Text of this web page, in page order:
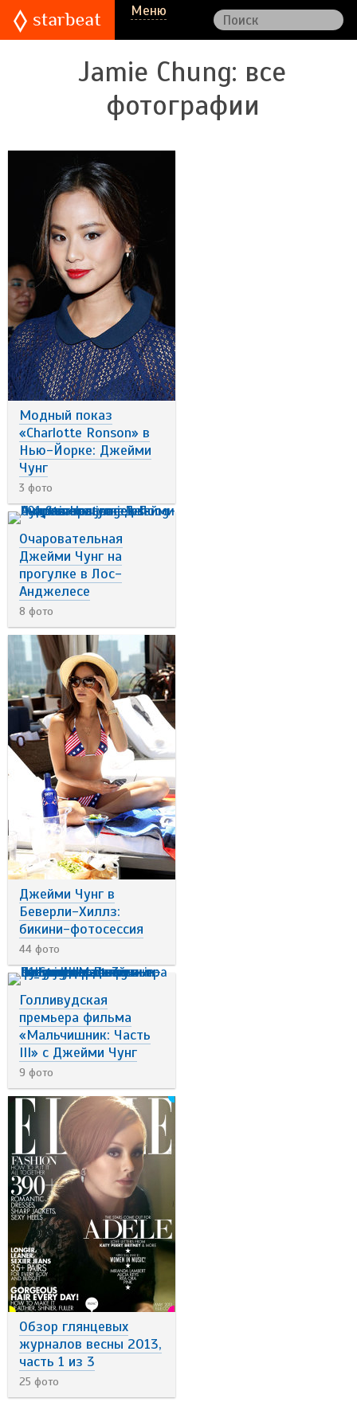
Меню
Jamie Chung: все
фотографии
Модный показ
«Charlotte Ronson» в
Нью-Йорке: Джейми
Чунг
3 фото
Очаровательная
Джейми Чунг на
прогулке в Лос-
Анджелесе
8 фото
Джейми Чунг в
Беверли-Хиллз:
бикини-фотосессия
44 фото
Голливудская
премьера фильма
«Мальчишник: Часть
III» с Джейми Чунг
9 фото
Обзор глянцевых
журналов весны 2013,
часть 1 из 3
25 фото